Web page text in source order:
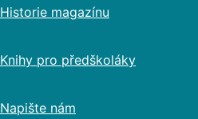
Historie magazínu
Knihy pro předškoláky
Napište nám